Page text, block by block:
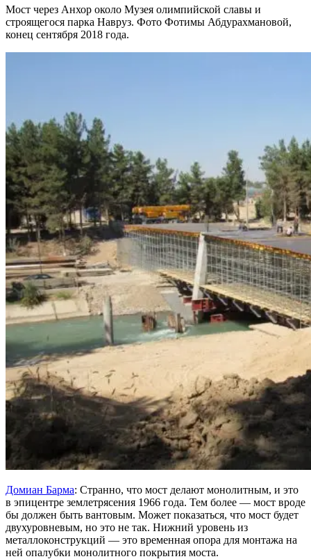
Мост через Анхор около Музея олимпийской славы и
строящегося парка Навруз. Фото Фотимы Абдурахмановой,
конец сентября 2018 года.
Домиан Барма: Странно, что мост делают монолитным, и это
в эпицентре землетрясения 1966 года. Тем более — мост вроде
бы должен быть вантовым. Может показаться, что мост будет
двухуровневым, но это не так. Нижний уровень из
металлоконструкций — это временная опора для монтажа на
ней опалубки монолитного покрытия моста.